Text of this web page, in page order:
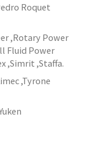
Roquet
,Rotary Power
Fluid Power
,Simrit ,Staffa.
,Tyrone